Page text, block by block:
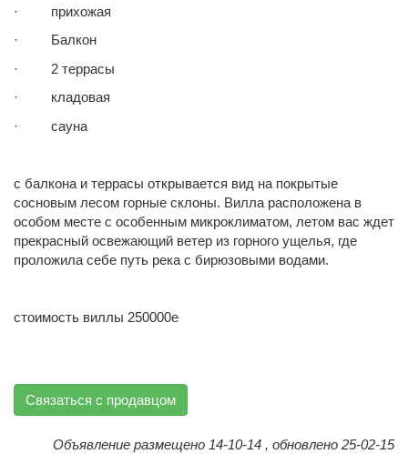
· прихожая
· Балкон
· 2 террасы
· кладовая
· сауна
с балкона и террасы открывается вид на покрытые
сосновым лесом горные склоны. Вилла расположена в
особом месте с особенным микроклиматом, летом вас ждет
прекрасный освежающий ветер из горного ущелья, где
проложила себе путь река с бирюзовыми водами.
стоимость виллы 250000е
Связаться с продавцом
Объявление размещено 14-10-14 , обновлено 25-02-15